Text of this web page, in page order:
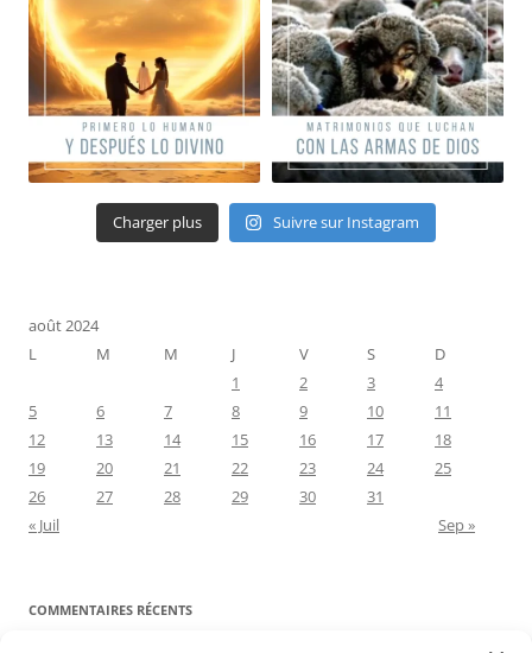
Charger plus Suivre sur Instagram
août 2024
L
M M J V S
D
1
2 3
4
5
6 7 8 9 10
11
12
13 14 15 16 17
18
19
20 21 22 23 24
25
26
27 28 29 30
31
« Juil
Sep »
COMMENTAIRES RÉCENTS